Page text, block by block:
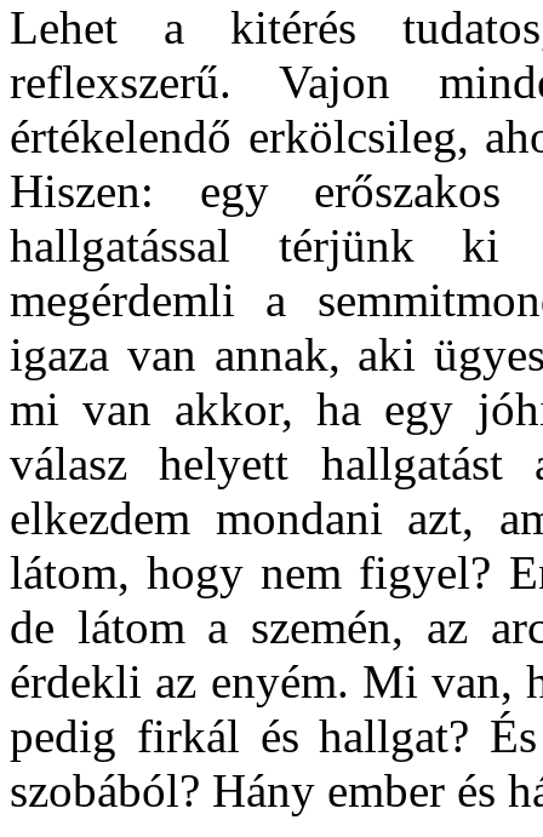
Lehet a kitérés
reflexszerű. Vajon
értékelendő erkölcsileg,
Hiszen: egy erőszakos
hallgatással térjünk
megérdemli a
igaza van annak, aki
mi van akkor, ha egy
válasz helyett hallgatást
elkezdem mondani azt,
látom, hogy nem figyel?
de látom a szemén, az
érdekli az enyém. Mi van,
pedig firkál és hallgat?
szobából? Hány ember és